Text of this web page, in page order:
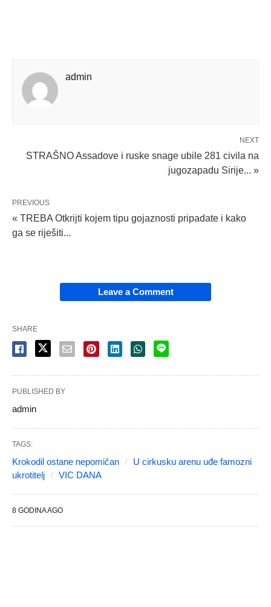
admin
NEXT
STRAŠNO Assadove i ruske snage ubile 281 civila na
jugozapadu Sirije... »
PREVIOUS
« TREBA Otkrijti kojem tipu gojaznosti pripadate i kako
ga se riješiti...
Leave a Comment
SHARE
PUBLISHED BY
admin
TAGS:
Krokodil ostane nepomičan
U cirkusku arenu uđe famozni
ukrotitelj
VIC DANA
8 GODINA AGO